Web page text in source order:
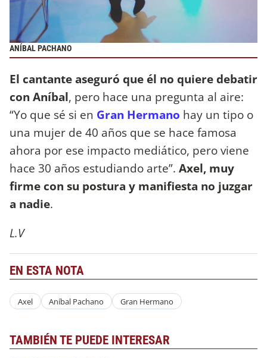
ANÍBAL PACHANO
El cantante aseguró que él no quiere debatir
con Aníbal, pero hace una pregunta al aire:
“Yo que sé si en Gran Hermano hay un tipo o
una mujer de 40 años que se hace famosa
ahora por ese impacto mediático, pero viene
hace 30 años estudiando arte”. Axel, muy
firme con su postura y manifiesta no juzgar
a nadie.
L.V
EN ESTA NOTA
Axel Aníbal Pachano Gran Hermano
TAMBIÉN TE PUEDE INTERESAR